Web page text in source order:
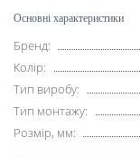
Основні характеристики
Бренд:
Колір:
Тип виробу:
Тип монтажу:
Розмір, мм: